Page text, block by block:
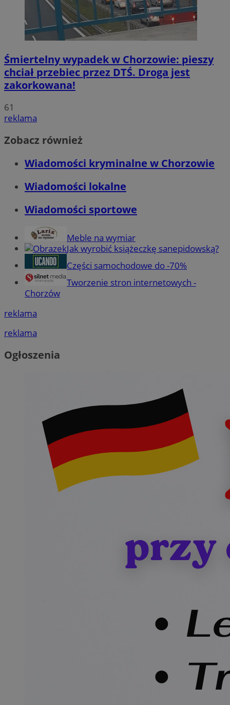
Śmiertelny wypadek w Chorzowie: pieszy
chciał przebiec przez DTŚ. Droga jest
zakorkowana!
61
reklama
Zobacz również
Wiadomości kryminalne w Chorzowie
Wiadomości lokalne
Wiadomości sportowe
Meble na wymiar
Jak wyrobić książeczkę sanepidowską?
Części samochodowe do -70%
Tworzenie stron internetowych -
Chorzów
reklama
reklama
Ogłoszenia